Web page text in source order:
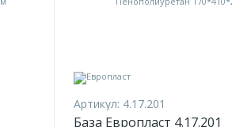
Артикул: 4.17.201
База Европласт 4.17.201